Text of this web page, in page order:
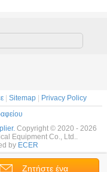
χωρητικότητας
τυμπάνων
αετός-
Ζητήστε ένα
| Sitemap| Privacy Policy
Copyright © 2020 - 2026
Equipment Co., Ltd..
by ECER